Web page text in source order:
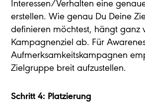
Interessen/Verhalten eine
erstellen. Wie genau Du Deine
definieren möchtest, hängt ganz
Kampagnenziel ab. Für
Aufmerksamkeitskampagnen
Zielgruppe breit aufzustellen.
Schritt 4: Platzierung